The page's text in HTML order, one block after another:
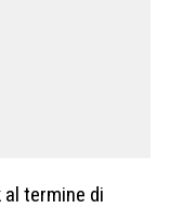
al termine di